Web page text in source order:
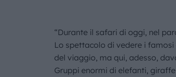
“Durante il safari di oggi, nel
Lo spettacolo di vedere i
del viaggio, ma qui, adesso,
Gruppi enormi di elefanti,